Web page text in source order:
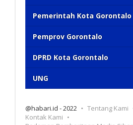
Pemerintah Kota Gorontalo
Pemprov Gorontalo
DPRD Kota Gorontalo
UNG
@habari.id - 2022 Tentang Kami
Kontak Kami